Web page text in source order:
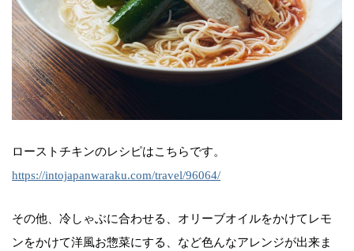
ローストチキンのレシピはこちらです。
https://intojapanwaraku.com/travel/96064/
その他、冷しゃぶに合わせる、オリーブオイルをかけてレモ
ンをかけて洋風お惣菜にする、など色んなアレンジが出来ま